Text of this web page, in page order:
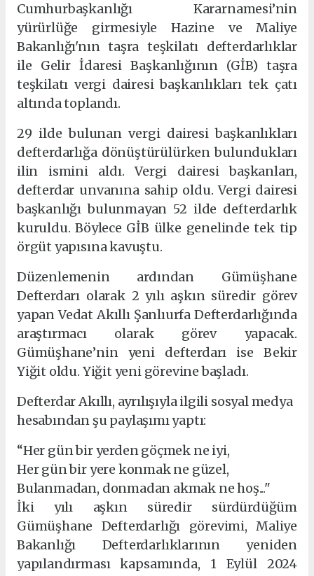
Cumhurbaşkanlığı Kararnamesi’nin
yürürlüğe girmesiyle Hazine ve Maliye
Bakanlığı'nın taşra teşkilatı defterdarlıklar
ile Gelir İdaresi Başkanlığının (GİB) taşra
teşkilatı vergi dairesi başkanlıkları tek çatı
altında toplandı.
29 ilde bulunan vergi dairesi başkanlıkları
defterdarlığa dönüştürülürken bulundukları
ilin ismini aldı. Vergi dairesi başkanları,
defterdar unvanına sahip oldu. Vergi dairesi
başkanlığı bulunmayan 52 ilde defterdarlık
kuruldu. Böylece GİB ülke genelinde tek tip
örgüt yapısına kavuştu.
Düzenlemenin ardından Gümüşhane
Defterdarı olarak 2 yılı aşkın süredir görev
yapan Vedat Akıllı Şanlıurfa Defterdarlığında
araştırmacı olarak görev yapacak.
Gümüşhane’nin yeni defterdarı ise Bekir
Yiğit oldu. Yiğit yeni görevine başladı.
Defterdar Akıllı, ayrılışıyla ilgili sosyal medya
hesabından şu paylaşımı yaptı:
“Her gün bir yerden göçmek ne iyi,
Her gün bir yere konmak ne güzel,
Bulanmadan, donmadan akmak ne hoş..."
İki yılı aşkın süredir sürdürdüğüm
Gümüşhane Defterdarlığı görevimi, Maliye
Bakanlığı Defterdarlıklarının yeniden
yapılandırması kapsamında, 1 Eylül 2024